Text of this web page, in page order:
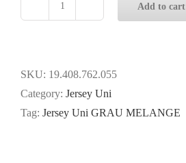
GRAU
MELANGE
quantity
Add to cart
SKU: 19.408.762.055
Category: Jersey Uni
Tag: Jersey Uni GRAU MELANGE